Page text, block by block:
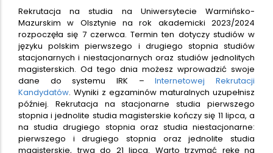
Rekrutacja na studia na Uniwersytecie Warmińsko-
Mazurskim w Olsztynie na rok akademicki 2023/2024
rozpoczęła się 7 czerwca. Termin ten dotyczy studiów w
języku polskim pierwszego i drugiego stopnia studiów
stacjonarnych i niestacjonarnych oraz studiów jednolitych
magisterskich. Od tego dnia możesz wprowadzić swoje
dane do systemu IRK –Internetowej Rekrutacji
Kandydatów. Wyniki z egzaminów maturalnych uzupełnisz
później. Rekrutacja na stacjonarne studia pierwszego
stopnia i jednolite studia magisterskie kończy się 11 lipca, a
na studia drugiego stopnia oraz studia niestacjonarne:
pierwszego i drugiego stopnia oraz jednolite studia
magisterskie, trwa do 21 lipca. Warto trzymać rękę na